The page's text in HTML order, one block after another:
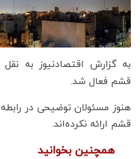
به گزارش اقتصادنیوز به نقل
قشم فعال شد.
هنوز مسئولان توضیحی در
قشم ارائه نکرده‌اند.
همچنین بخوانید